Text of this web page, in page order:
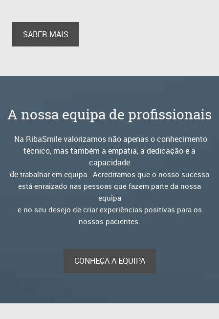
SABER MAIS
A nossa equipa de profissionais
Na RibaSmile valorizamos não apenas o conhecimento
técnico, mas também a empatia, a dedicação e a
capacidade
de trabalhar em equipa. Acreditamos que o nosso sucesso
está enraizado nas pessoas que fazem parte da nossa
equipa
e no seu desejo de criar experiências positivas para os
nossos pacientes.
CONHEÇA A EQUIPA